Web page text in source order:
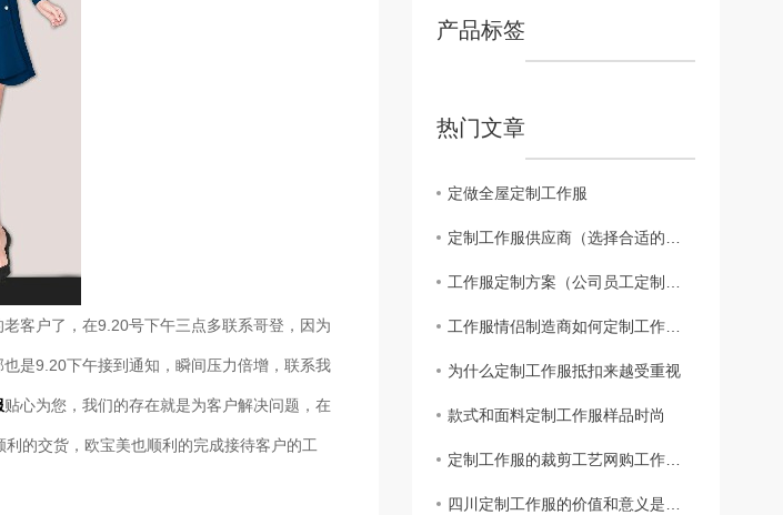
客户了，在9.20号下午三点多联系哥登，因为
是9.20下午接到通知，瞬间压力倍增，联系我
贴心为您，我们的存在就是为客户解决问题，在
的交货，欧宝美也顺利的完成接待客户的工
产品标签
热门文章
定做全屋定制工作服
定制工作服供应商（选择合适的工作服供应商）
工作服定制方案（公司员工定制工作服方案）
工作服情侣制造商如何定制工作服的包装
为什么定制工作服抵扣来越受重视
款式和面料定制工作服样品时尚
定制工作服的裁剪工艺网购工作服要求
四川定制工作服的价值和意义是什么？